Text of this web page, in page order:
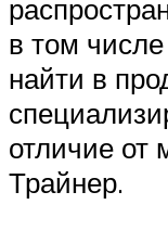
в том
найти в
отличие от
Трайнер.